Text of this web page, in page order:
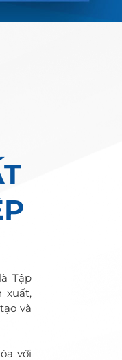
Tập
xuất,
và
với